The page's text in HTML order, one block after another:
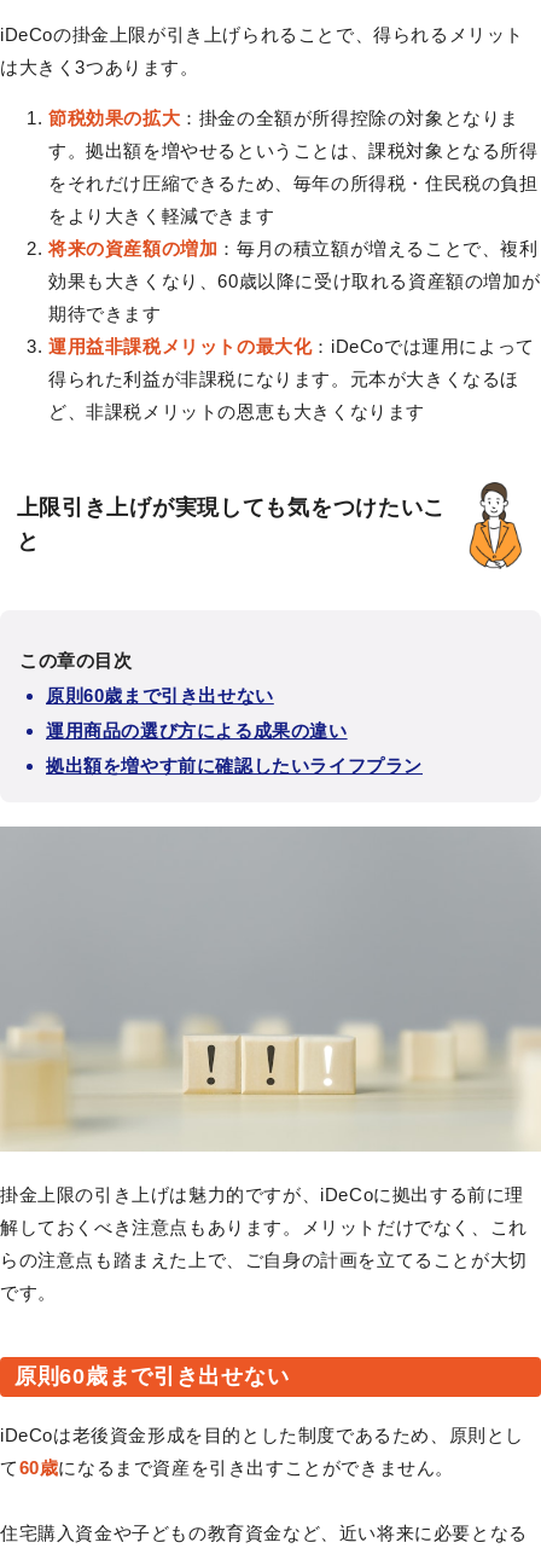
iDeCoの掛金上限が引き上げられることで、得られるメリット
は大きく3つあります。
節税効果の拡大 ：掛金の全額が所得控除の対象となりま
す。拠出額を増やせるということは、課税対象となる所得
をそれだけ圧縮できるため、毎年の所得税・住民税の負担
をより大きく軽減できます
将来の資産額の増加 ：毎月の積立額が増えることで、複利
効果も大きくなり、60歳以降に受け取れる資産額の増加が
期待できます
運用益非課税メリットの最大化：iDeCoでは運用によって
得られた利益が非課税になります。元本が大きくなるほ
ど、非課税メリットの恩恵も大きくなります
上限引き上げが実現しても気をつけたいこ
と
この章の目次
原則60歳まで引き出せない
運用商品の選び方による成果の違い
拠出額を増やす前に確認したいライフプラン
掛金上限の引き上げは魅力的ですが、iDeCoに拠出する前に理
解しておくべき注意点もあります。メリットだけでなく、これ
らの注意点も踏まえた上で、ご自身の計画を立てることが大切
です。
原則60歳まで引き出せない
iDeCoは老後資金形成を目的とした制度であるため、原則とし
て60歳になるまで資産を引き出すことができません。
住宅購入資金や子どもの教育資金など、近い将来に必要となる